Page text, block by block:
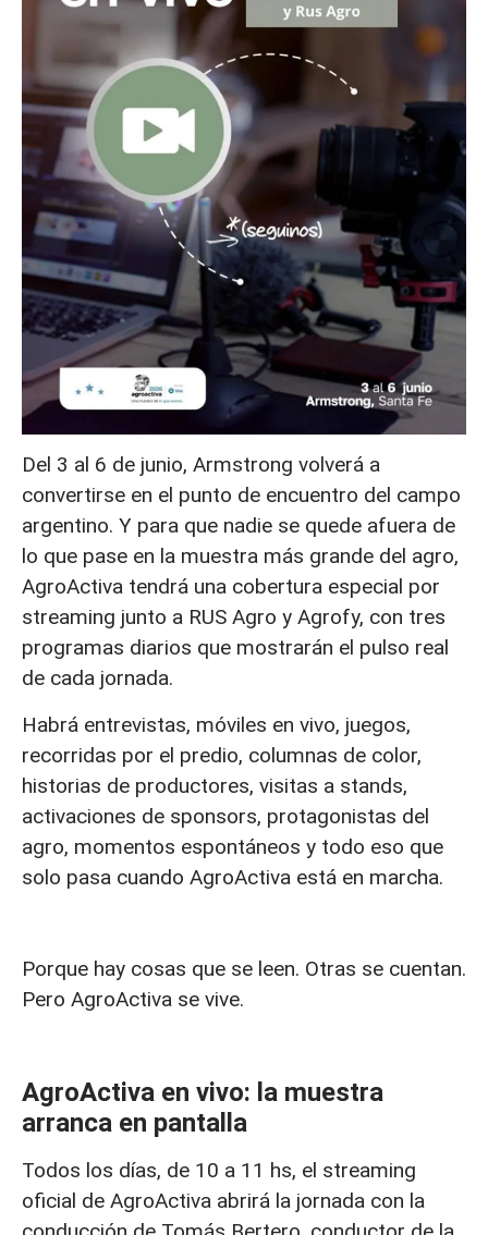
Del 3 al 6 de junio, Armstrong volverá a
convertirse en el punto de encuentro del campo
argentino. Y para que nadie se quede afuera de
lo que pase en la muestra más grande del agro,
AgroActiva tendrá una cobertura especial por
streaming junto a RUS Agro y Agrofy, con tres
programas diarios que mostrarán el pulso real
de cada jornada.
Habrá entrevistas, móviles en vivo, juegos,
recorridas por el predio, columnas de color,
historias de productores, visitas a stands,
activaciones de sponsors, protagonistas del
agro, momentos espontáneos y todo eso que
solo pasa cuando AgroActiva está en marcha.
Porque hay cosas que se leen. Otras se cuentan.
Pero AgroActiva se vive.
AgroActiva en vivo: la muestra
arranca en pantalla
Todos los días, de 10 a 11 hs, el streaming
oficial de AgroActiva abrirá la jornada con la